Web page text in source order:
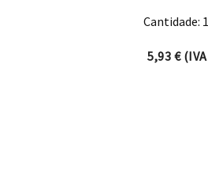
Cantidade:
5,93 €